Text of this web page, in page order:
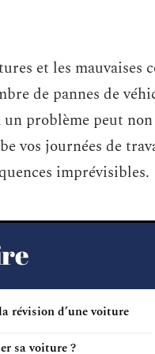
et les
de pannes de
problème peut
vos journées de
imprévisibles.
révision d’une voiture
sa voiture ?